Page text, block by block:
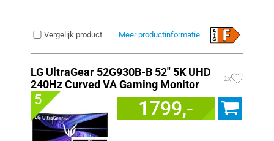
Vergelijk product Meer productinformatie
LG UltraGear 52G930B-B 52" 5K UHD
240Hz Curved VA Gaming Monitor
1x
5 1799,-